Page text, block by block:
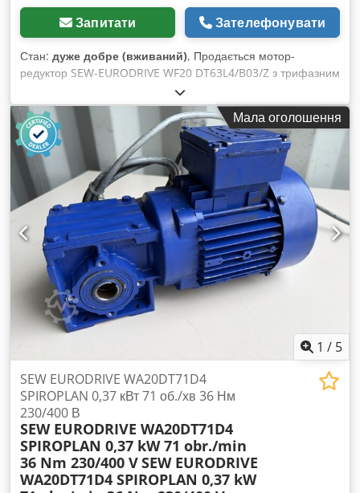
Запитати Зателефонувати
Стан: дуже добре (вживаний), Продається мотор-
редуктор SEW-EURODRIVE WF20 DT63L4/B03/Z з трифазним
двигуном потужністю 0,25 кВт і електромагнітним гальмом
400 В змінного струму. Пристрій повністю справний,
протестований і готовий до роботи. Технічний і візуальний
стан дуже хороший, є звичайні сліди експлуатації. Міцна
черв’ячна передача забезпечує тиху роботу та високий
крутний момент, завдяки чому мотор-редуктор ідеально
підходить для конвеєрів, живильників, виробничих машин та
інших промислових застосувань. Технічні характеристики:
Виробник: SEW-EURODRIVE Модель: WF20 DT63L4/B03/Z
Потужність: 0,25 кВт Вихідна швидкість: 47 об/хв Крутний
момент: 34 Нм Передавальне число: 27,50:1 Csdpfx
Asznnrhomverf Живлення: 230/400 В, 50 Гц Ступінь
захисту: IP54 Клас ізоляції: F Гальмо: 400 В змінного струму,
3,2 Нм Маса: 11,09 кг Країна виробництва: Німеччина
Мала оголошення
1 / 5
SEW EURODRIVE WA20DT71D4
SPIROPLAN 0,37 кВт 71 об./хв 36 Нм
230/400 В
SEW EURODRIVE WA20DT71D4
SPIROPLAN 0,37 kW 71 obr./min
36 Nm 230/400 VSEW EURODRIVE
WA20DT71D4 SPIROPLAN 0,37 kW